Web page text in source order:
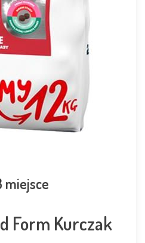
miejsce
Form Kurczak